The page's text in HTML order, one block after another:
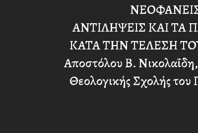
ΑΝΤΙΛΗΨΕΙΣ ΚΑΙ
ΚΑΤΑ ΤΗΝ ΤΕΛΕΣΗ
Αποστόλου Β.
Θεολογικής Σχολής του